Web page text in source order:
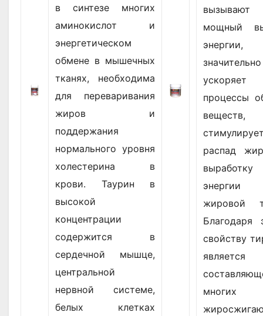
в синтезе многих
аминокислот и
энергетическом
обмене в мышечных
тканях, необходима
для переваривания
жиров и
поддержания
нормального уровня
холестерина в
крови. Таурин в
высокой
концентрации
содержится в
сердечной мышце,
центральной
нервной системе,
белых клетках
вызывают
мощный
энергии,
значительно
ускоряет
процессы
веществ,
распад
выработку
жировой
Благодаря
свойству
является
многих